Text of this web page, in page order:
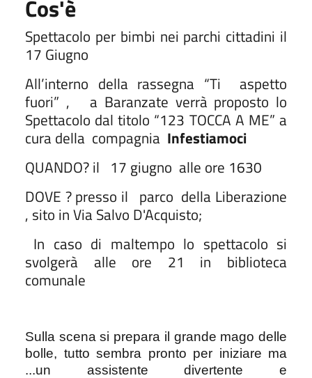
Cos'è
Spettacolo per bimbi nei parchi cittadini il
17 Giugno
All’interno della rassegna “Ti
aspetto
fuori” ,
a Baranzate verrà proposto lo
Spettacolo dal titolo “123 TOCCA A ME” a
cura della compagnia Infestiamoci
QUANDO? il 17 giugno alle ore 1630
DOVE ? presso il parco della Liberazione
, sito in Via Salvo D'Acquisto;
In caso di maltempo lo spettacolo si
svolgerà alle ore 21 in biblioteca
comunale
Sulla scena si prepara il grande mago delle
bolle, tutto sembra pronto per iniziare ma
...un assistente divertente e